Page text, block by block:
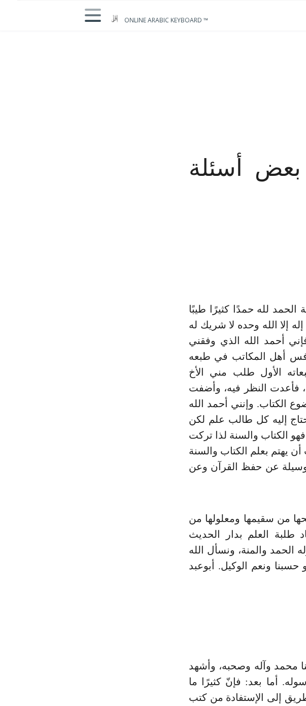
ONLINE ARABIC KEYBOARD ™
بعض أسئلة
الحمد لله حمدًا كثيرًا طيبًا
إلا الله وحده لا شريك له
أحمد الله الذي وفقني
أهل المكاتب في طبعه
الأول طلب مني الأخ
فأعدت النظر فيه، وأضفت
الكتاب. وإنني أحمد الله
إليه كل طالب علم لكن
الكتاب والسنة لذا تركت
يهتم بعلم الكتاب والسنة
عن حفظ القرآن وعن
من سقيمها ومعلولها من
العلم بدار الحديث
الحمد والمنة، ونسأل الله
ونعم الوكيل. أبوعبد
محمد وآله وصحبه، وأشهد
أما بعد: فإنّ كثيرًا ما
إلى الإستفادة من كتب